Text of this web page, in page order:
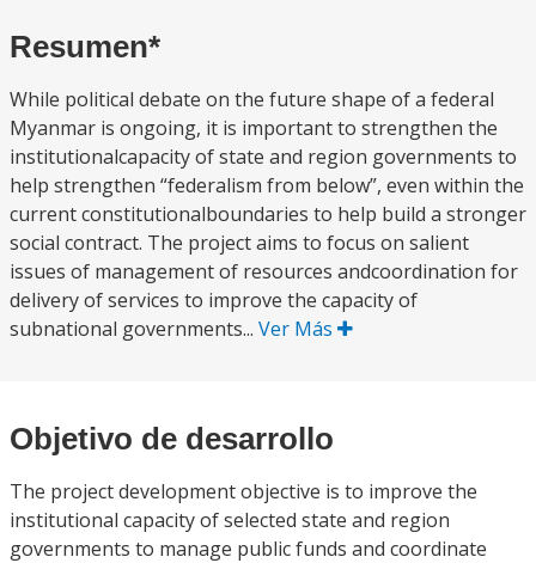
Resumen*
While political debate on the future shape of a federal
Myanmar is ongoing, it is important to strengthen the
institutionalcapacity of state and region governments to
help strengthen “federalism from below”, even within the
current constitutionalboundaries to help build a stronger
social contract. The project aims to focus on salient
issues of management of resources andcoordination for
delivery of services to improve the capacity of
subnational governments... Ver Más
Objetivo de desarrollo
The project development objective is to improve the
institutional capacity of selected state and region
governments to manage public funds and coordinate